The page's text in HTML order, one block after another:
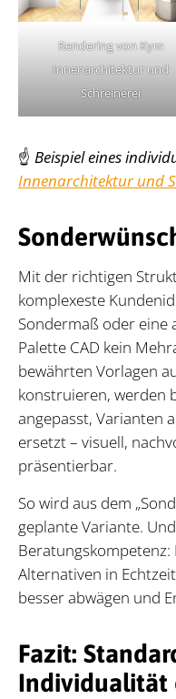
Rendering von Kym
Innenarchitektur und
Schreinerei
☝️ Beispiel eines
Innenarchitektur und
Mit der richtigen
komplexeste
Sondermaß oder eine
Palette CAD kein
bewährten Vorlagen
konstruieren, werden
angepasst, Varianten
ersetzt – visuell,
präsentierbar.
So wird aus dem
geplante Variante.
Alternativen in
besser abwägen und
Fazit:
Individualität